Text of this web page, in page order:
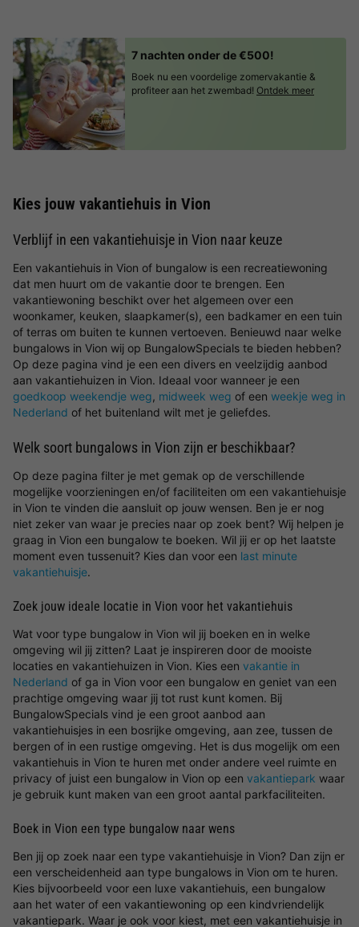
7 nachten onder de €500!
Boek nu een voordelige zomervakantie &
profiteer aan het zwembad! Ontdek meer
Kies jouw vakantiehuis in Vion
Verblijf in een vakantiehuisje in Vion naar keuze
Een vakantiehuis in Vion of bungalow is een recreatiewoning
dat men huurt om de vakantie door te brengen. Een
vakantiewoning beschikt over het algemeen over een
woonkamer, keuken, slaapkamer(s), een badkamer en een tuin
of terras om buiten te kunnen vertoeven. Benieuwd naar welke
bungalows in Vion wij op BungalowSpecials te bieden hebben?
Op deze pagina vind je een een divers en veelzijdig aanbod
aan vakantiehuizen in Vion. Ideaal voor wanneer je een
goedkoop weekendje weg, midweek weg of een weekje weg in
Nederland of het buitenland wilt met je geliefdes.
Welk soort bungalows in Vion zijn er beschikbaar?
Op deze pagina filter je met gemak op de verschillende
mogelijke voorzieningen en/of faciliteiten om een vakantiehuisje
in Vion te vinden die aansluit op jouw wensen. Ben je er nog
niet zeker van waar je precies naar op zoek bent? Wij helpen je
graag in Vion een bungalow te boeken. Wil jij er op het laatste
moment even tussenuit? Kies dan voor een last minute
vakantiehuisje.
Zoek jouw ideale locatie in Vion voor het vakantiehuis
Wat voor type bungalow in Vion wil jij boeken en in welke
omgeving wil jij zitten? Laat je inspireren door de mooiste
locaties en vakantiehuizen in Vion. Kies een vakantie in
Nederland of ga in Vion voor een bungalow en geniet van een
prachtige omgeving waar jij tot rust kunt komen. Bij
BungalowSpecials vind je een groot aanbod aan
vakantiehuisjes in een bosrijke omgeving, aan zee, tussen de
bergen of in een rustige omgeving. Het is dus mogelijk om een
vakantiehuis in Vion te huren met onder andere veel ruimte en
privacy of juist een bungalow in Vion op een vakantiepark waar
je gebruik kunt maken van een groot aantal parkfaciliteiten.
Boek in Vion een type bungalow naar wens
Ben jij op zoek naar een type vakantiehuisje in Vion? Dan zijn er
een verscheidenheid aan type bungalows in Vion om te huren.
Kies bijvoorbeeld voor een luxe vakantiehuis, een bungalow
aan het water of een vakantiewoning op een kindvriendelijk
vakantiepark. Waar je ook voor kiest, met een vakantiehuisje in